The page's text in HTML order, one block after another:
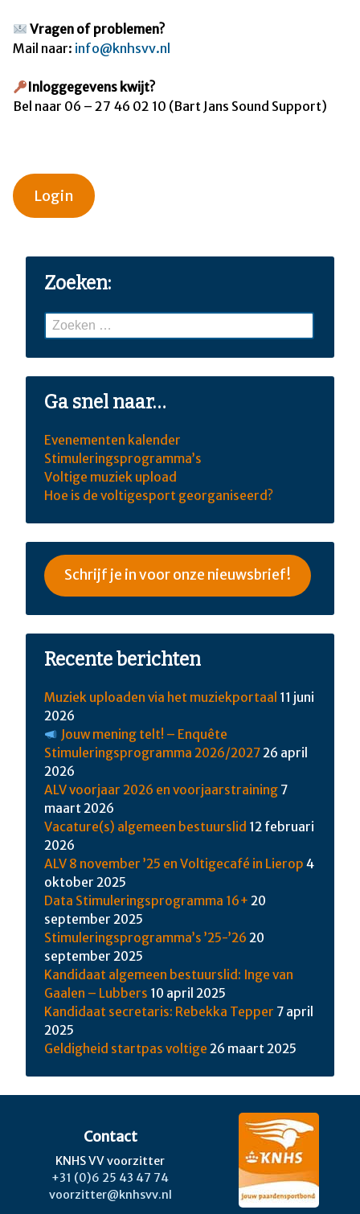
Vragen of problemen?
Mail naar: info@knhsvv.nl
Inloggegevens kwijt?
Bel naar 06 – 27 46 02 10 (Bart Jans Sound Support)
Login
Zoeken:
Zoeken
naar:
Ga snel naar…
Evenementen kalender
Stimuleringsprogramma’s
Voltige muziek upload
Hoe is de voltigesport georganiseerd?
Schrijf je in voor onze nieuwsbrief!
Recente berichten
Muziek uploaden via het muziekportaal 11 juni
2026
Jouw mening telt! – Enquête
Stimuleringsprogramma 2026/202726 april
2026
ALV voorjaar 2026 en voorjaarstraining 7
maart 2026
Vacature(s) algemeen bestuurslid 12 februari
2026
ALV 8 november ’25 en Voltigecafé in Lierop 4
oktober 2025
Data Stimuleringsprogramma 16+ 20
september 2025
Stimuleringsprogramma’s ’25-’26 20
september 2025
Kandidaat algemeen bestuurslid: Inge van
Gaalen – Lubbers 10 april 2025
Kandidaat secretaris: Rebekka Tepper 7 april
2025
Geldigheid startpas voltige 26 maart 2025
Contact
KNHS VV voorzitter
+31 (0)6 25 43 47 74
voorzitter@knhsvv.nl